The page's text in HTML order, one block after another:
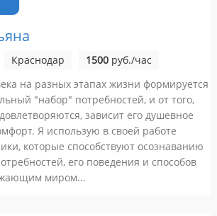
Краснодар 1500 руб./час
на разных этапах жизни формируется
"набор" потребностей, и от того,
зависит его душевное
Я использую в своей работе
которые способствуют осознаванию
его поведения и способов
миром...